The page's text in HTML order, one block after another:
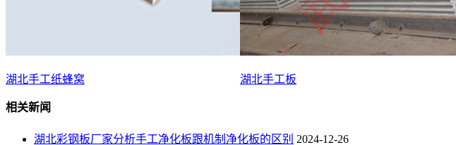
湖北手工纸蜂窝 湖北手工板
相关新闻
湖北彩钢板厂家分析手工净化板跟机制净化板的区别 2024-12-26